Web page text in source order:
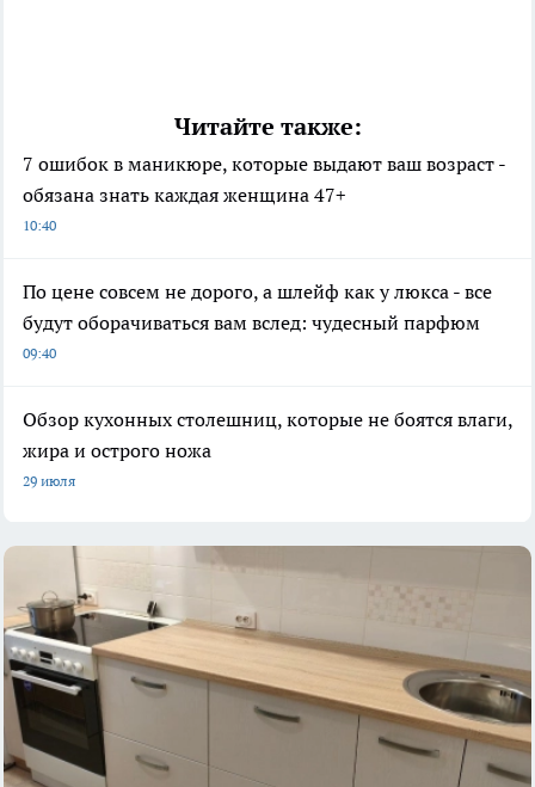
Читайте также:
7 ошибок в маникюре, которые выдают ваш возраст -
обязана знать каждая женщина 47+
10:40
По цене совсем не дорого, а шлейф как у люкса - все
будут оборачиваться вам вслед: чудесный парфюм
09:40
Обзор кухонных столешниц, которые не боятся влаги,
жира и острого ножа
29 июля